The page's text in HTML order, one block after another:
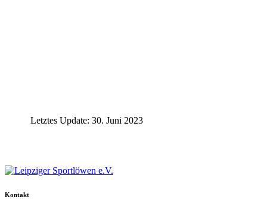
Letztes Update: 30. Juni 2023
Kontakt